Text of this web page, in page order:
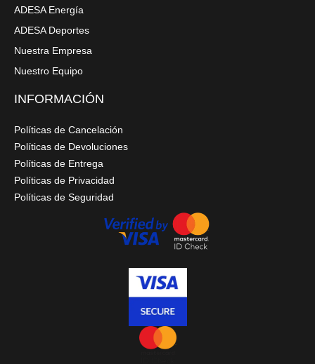
ADESA Energía
ADESA Deportes
Nuestra Empresa
Nuestro Equipo
INFORMACIÓN
Políticas de Cancelación
Políticas de Devoluciones
Políticas de Entrega
Políticas de Privacidad
Políticas de Seguridad